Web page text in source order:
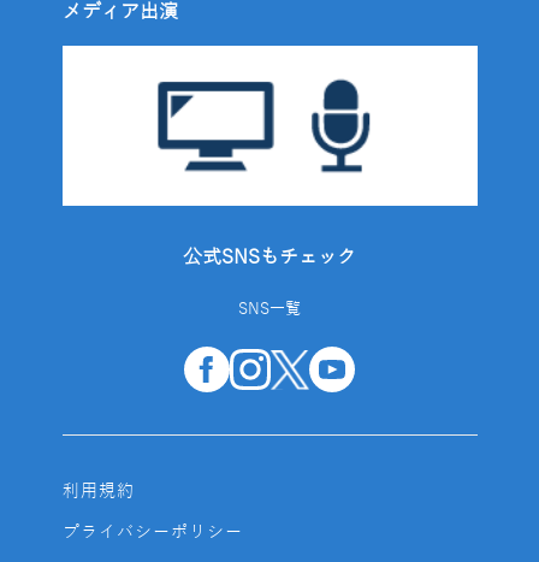
メディア出演
公式SNSもチェック
SNS一覧
利用規約
プライバシーポリシー